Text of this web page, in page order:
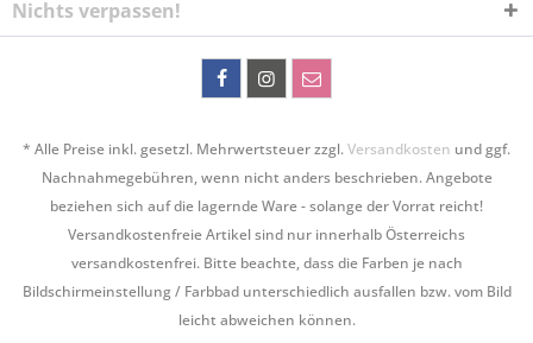
Nichts verpassen!
* Alle Preise inkl. gesetzl. Mehrwertsteuer zzgl.Versandkosten und ggf.
Nachnahmegebühren, wenn nicht anders beschrieben. Angebote
beziehen sich auf die lagernde Ware - solange der Vorrat reicht!
Versandkostenfreie Artikel sind nur innerhalb Österreichs
versandkostenfrei. Bitte beachte, dass die Farben je nach
Bildschirmeinstellung / Farbbad unterschiedlich ausfallen bzw. vom Bild
leicht abweichen können.